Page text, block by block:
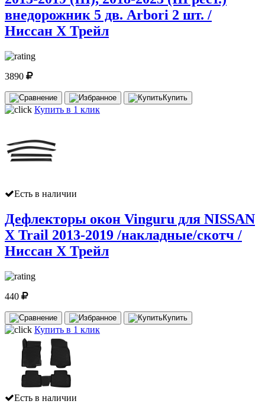
внедорожник 5 дв. Arbori 2 шт. /
Ниссан Х Трейл
3890
Купить
Купить в 1 клик
Есть в наличии
Дефлекторы окон Vinguru для NISSAN
X Trail 2013-2019 /накладные/скотч /
Ниссан Х Трейл
440
Купить
Купить в 1 клик
Есть в наличии